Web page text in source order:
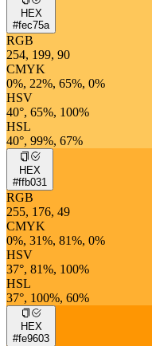
HEX
#fec75a
RGB
254, 199, 90
CMYK
0%, 22%, 65%, 0%
HSV
40°, 65%, 100%
HSL
40°, 99%, 67%
HEX
#ffb031
RGB
255, 176, 49
CMYK
0%, 31%, 81%, 0%
HSV
37°, 81%, 100%
HSL
37°, 100%, 60%
HEX
#fe9603